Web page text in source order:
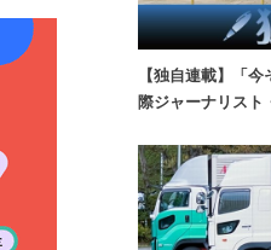
【独自連載】「
際ジャーナリスト